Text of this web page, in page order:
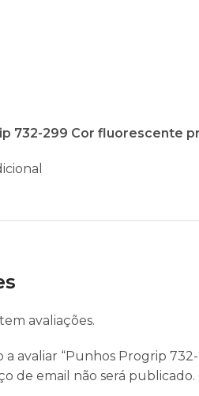
732-299 Cor fluorescente
avaliações.
a avaliar “Punhos Progrip
de email não será publicado.